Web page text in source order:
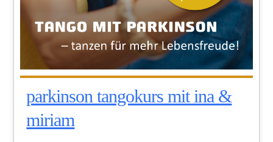
parkinson tangokurs mit ina &
miriam